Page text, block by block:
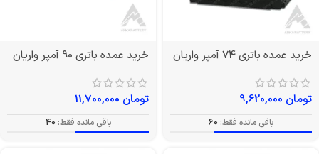
خرید عمده باتری 74 آمپر واریان
تومان
باقی مانده فقط: 60
خرید عمده باتری 90 آمپر واریان
تومان
باقی مانده فقط: 40